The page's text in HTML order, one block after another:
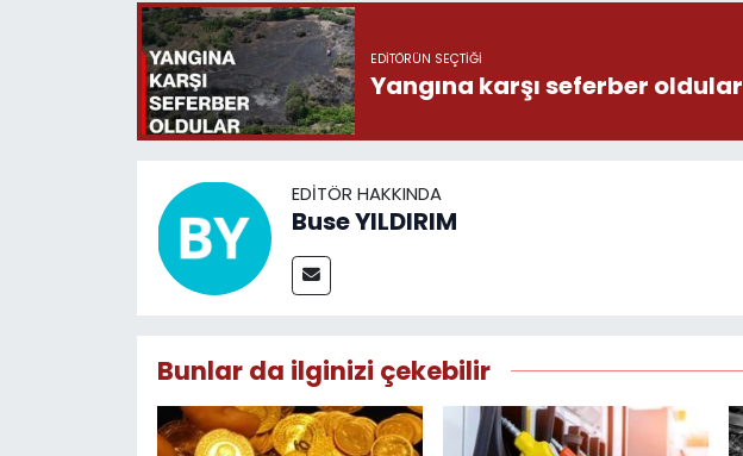
EDITÖRÜN SEÇTIĞI
Yangına karşı seferber oldular
EDITÖR HAKKINDA
Buse YILDIRIM
Bunlar da ilginizi çekebilir